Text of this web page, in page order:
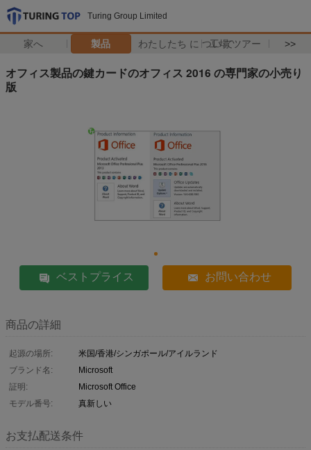
Turing Group Limited
家へ 製品 わたしたち に つい て工場 ツアー >>
オフィス製品の鍵カードのオフィス 2016 の専門家の小売り
版
ベストプライス お問い合わせ
商品の詳細
起源の場所:
米国/香港/シンガポール/アイルランド
ブランド名:
Microsoft
証明:
Microsoft Office
モデル番号:
真新しい
お支払配送条件